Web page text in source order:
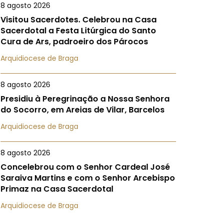
8 agosto 2026
Visitou Sacerdotes. Celebrou na Casa
Sacerdotal a Festa Litúrgica do Santo
Cura de Ars, padroeiro dos Párocos
Arquidiocese de Braga
8 agosto 2026
Presidiu à Peregrinação a Nossa Senhora
do Socorro, em Areias de Vilar, Barcelos
Arquidiocese de Braga
8 agosto 2026
Concelebrou com o Senhor Cardeal José
Saraiva Martins e com o Senhor Arcebispo
Primaz na Casa Sacerdotal
Arquidiocese de Braga